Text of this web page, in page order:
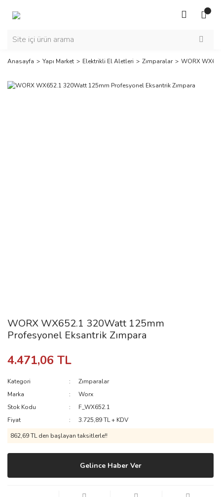
Anasayfa Yapı Market Elektrikli El Aletleri Zımparalar WORX
WORX WX652.1 320Watt 125mm
Profesyonel Eksantrik Zımpara
4.471,06 TL
Kategori
Zımparalar
Marka
Worx
Stok Kodu
F_WX652.1
Fiyat
3.725,89 TL + KDV
862,69 TL den başlayan taksitlerle!!
Gelince Haber Ver